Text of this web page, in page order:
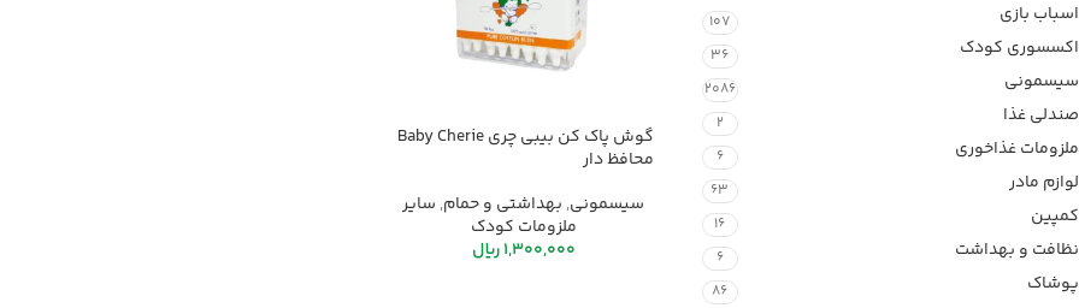
اسباب بازی 107
اکسسوری کودک 36
سیسمونی 2086
صندلی غذا 2
ملزومات غذاخوری 6
لوازم مادر 63
کمپین 16
نظافت و بهداشت 6
پوشاک 86
گوش پاک کن بیبی چری Baby Cherie
محافظ دار
سیسمونی, بهداشتی و حمام, سایر
ملزومات کودک
1,300,000ریال